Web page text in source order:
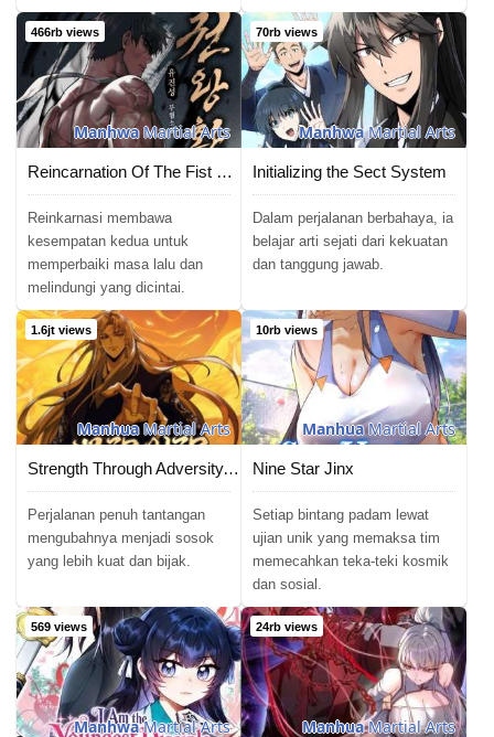
466rb views
ManhwaMartial Arts
Reincarnation Of The Fist King
Reinkarnasi membawa
kesempatan kedua untuk
memperbaiki masa lalu dan
melindungi yang dicintai.
70rb views
ManhwaMartial Arts
Initializing the Sect System
Dalam perjalanan berbahaya, ia
belajar arti sejati dari kekuatan
dan tanggung jawab.
1.6jt views
ManhuaMartial Arts
Strength Through Adversity, My Cultivation Knows No Limits
Perjalanan penuh tantangan
mengubahnya menjadi sosok
yang lebih kuat dan bijak.
10rb views
ManhuaMartial Arts
Nine Star Jinx
Setiap bintang padam lewat
ujian unik yang memaksa tim
memecahkan teka-teki kosmik
dan sosial.
569 views
ManhwaMartial Arts
24rb views
ManhuaMartial Arts